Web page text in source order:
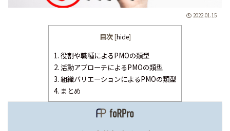
2022.01.15
目次 [hide]
1. 役割や職種によるPMOの類型
2. 活動アプローチによるPMOの類型
3. 組織バリエーションによるPMOの類型
4. まとめ